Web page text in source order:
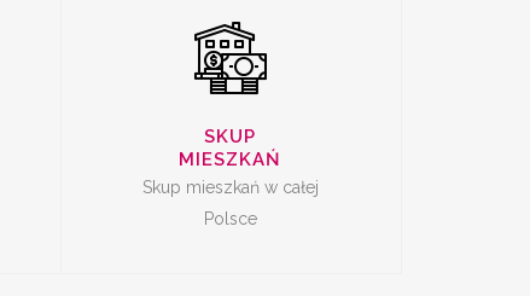
SKUP
MIESZKAŃ
Skup mieszkań w całej
Polsce